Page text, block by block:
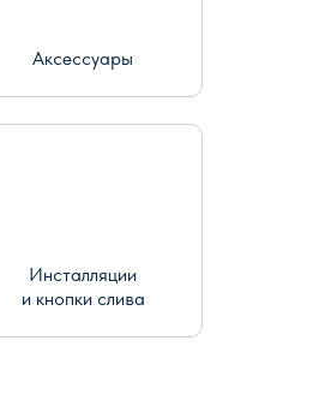
Аксессуары
Инсталляции
и кнопки слива